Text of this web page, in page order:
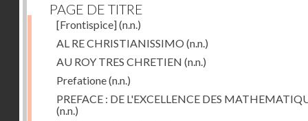
PAGE DE TITRE
[Frontispice](n.n.)
AL RE CHRISTIANISSIMO (n.n.)
AU ROY TRES CHRETIEN (n.n.)
Prefatione(n.n.)
PREFACE : DE L'EXCELLENCE DES
(n.n.)